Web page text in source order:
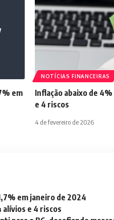
em
NOTÍCIAS FINANCEIRAS
Inflação abaixo de
e 4 riscos
4 de fevereiro de 2026
em janeiro de 2024
alívios e 4 riscos